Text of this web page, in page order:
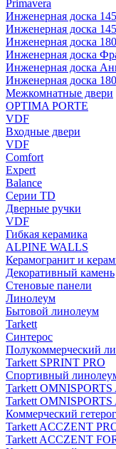
Primavera
Инженерная доска
Инженерная доска
Инженерная доска
Инженерная доска
Инженерная доска
Инженерная доска
Межкомнатные двери
OPTIMA PORTE
VDF
Входные двери
VDF
Comfort
Expert
Balance
Серии TD
Дверные ручки
VDF
Гибкая керамика
ALPINE WALLS
Керамогранит и
Декоративный камень
Стеновые панели
Линолеум
Бытовой линолеум
Tarkett
Синтерос
Полукоммерческий
Tarkett SPRINT PRO
Спортивный
Tarkett
Tarkett
Коммерческий
Tarkett ACCZENT
Tarkett ACCZENT